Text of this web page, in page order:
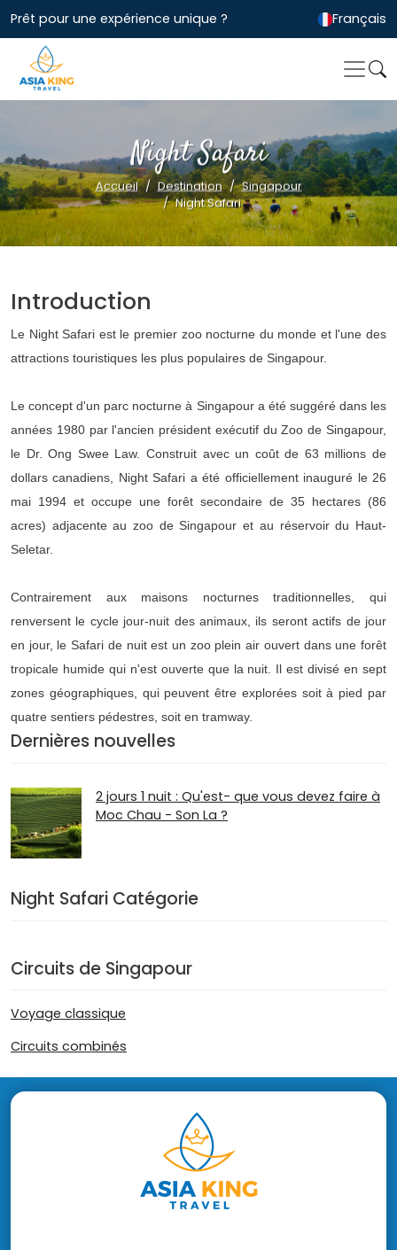
Prêt pour une expérience unique ? Français
Night Safari
Accueil Destination
Singapour
Night Safari
Introduction
Le Night Safari est le premier zoo nocturne du monde et l'une des
attractions touristiques les plus populaires de Singapour.
Le concept d'un parc nocturne à Singapour a été suggéré dans les
années 1980 par l'ancien président exécutif du Zoo de Singapour,
le Dr. Ong Swee Law. Construit avec un coût de 63 millions de
dollars canadiens, Night Safari a été officiellement inauguré le 26
mai 1994 et occupe une forêt secondaire de 35 hectares (86
acres) adjacente au zoo de Singapour et au réservoir du Haut-
Seletar.
Contrairement aux maisons nocturnes traditionnelles, qui
renversent le cycle jour-nuit des animaux, ils seront actifs de jour
en jour, le Safari de nuit est un zoo plein air ouvert dans une forêt
tropicale humide qui n'est ouverte que la nuit. Il est divisé en sept
zones géographiques, qui peuvent être explorées soit à pied par
quatre sentiers pédestres, soit en tramway.
Dernières nouvelles
2 jours 1 nuit : Qu'est- que vous devez faire à
Moc Chau - Son La ?
Night Safari Catégorie
Circuits de Singapour
Voyage classique
Circuits combinés